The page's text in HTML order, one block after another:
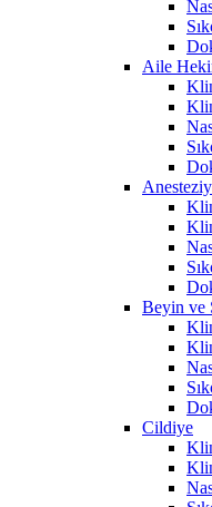
Aile
Beyin ve
Cildiye